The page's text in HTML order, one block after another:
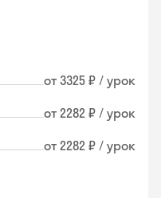
от 3325 ₽ / урок
от 2282 ₽ / урок
от 2282 ₽ / урок